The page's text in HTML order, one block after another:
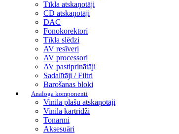
Tīkla atskaņotāji
CD atskaņotāji
DAC
Fonokorektori
Tīkla slēdzi
AV resīveri
AV processori
AV pastiprinātāji
Sadalītāji / Filtri
Barošanas bloki
Analoga komponenti
Vinila plašu atskaņotāji
Vinila kārtridži
Tonarmi
Aksesuāri